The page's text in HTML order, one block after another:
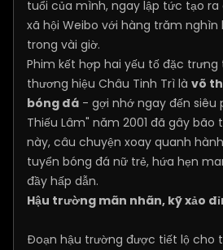
tuổi của mình, ngay lập tức tạo
xã hội Weibo với hàng trăm
trong vài giờ.
Phim kết hợp hai yếu tố đặc
thương hiệu Châu Tinh Trì là võ
bóng đá - gợi nhớ ngay đến siêu
Thiếu Lâm" năm 2001 đã gây bão
này, câu chuyện xoay quanh
tuyển bóng đá nữ trẻ, hứa hẹn
đầy hấp dẫn.
Hậu trường mãn nhãn, kỹ xảo
Đoạn hậu trường được tiết lộ cho